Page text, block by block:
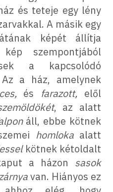
és teteje egy lény
A másik egy
képét állítja
szempontjából
a kapcsolódó
a ház, amelynek
és farazott, elől
, az alatt
áll, ebbe kötnek
homloka alatt
kötnek kétoldalt
a házon sasok
van. Hiányos ez